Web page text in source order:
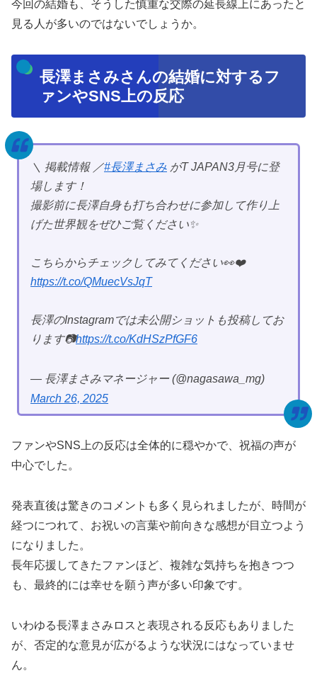
今回の結婚も、そうした慎重な交際の延長線上にあったと
見る人が多いのではないでしょうか。
長澤まさみさんの結婚に対するフ
ァンやSNS上の反応
＼ 掲載情報 ／#長澤まさみ がT JAPAN3月号に登
場します！
撮影前に長澤自身も打ち合わせに参加して作り上
げた世界観をぜひご覧ください✨
こちらからチェックしてみてください👀❤️
https://t.co/QMuecVsJqT
長澤のInstagramでは未公開ショットも投稿してお
ります📷https://t.co/KdHSzPfGF6
— 長澤まさみマネージャー (@nagasawa_mg)
March 26, 2025
ファンやSNS上の反応は全体的に穏やかで、祝福の声が
中心でした。
発表直後は驚きのコメントも多く見られましたが、時間が
経つにつれて、お祝いの言葉や前向きな感想が目立つよう
になりました。
長年応援してきたファンほど、複雑な気持ちを抱きつつ
も、最終的には幸せを願う声が多い印象です。
いわゆる長澤まさみロスと表現される反応もありました
が、否定的な意見が広がるような状況にはなっていませ
ん。